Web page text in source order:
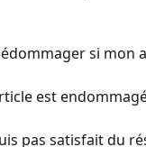
si mon
est
pas satisfait du